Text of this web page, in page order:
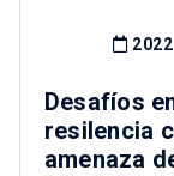
2022
Desafíos
resilencia
amenaza